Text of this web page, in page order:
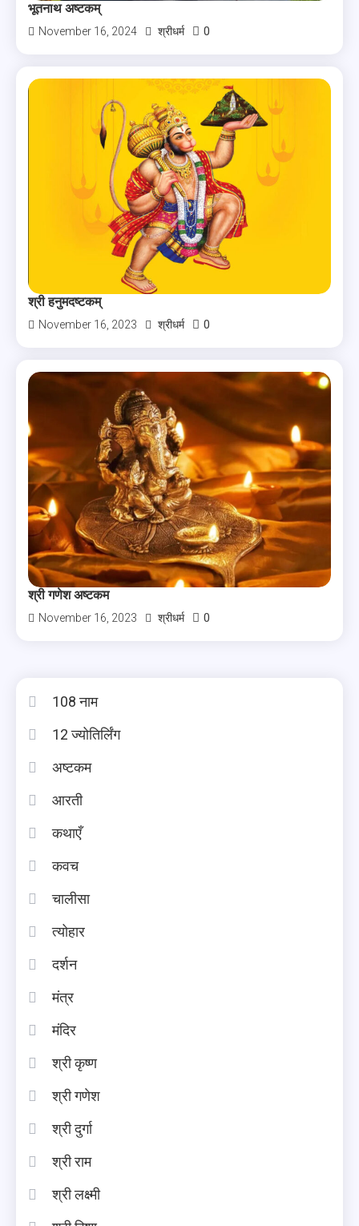
भूतनाथ अष्टकम्
November 16, 2024 श्रीधर्म 0
श्री हनुमदष्टकम्
November 16, 2023 श्रीधर्म 0
श्री गणेश अष्टकम
November 16, 2023 श्रीधर्म 0
108 नाम
12 ज्योतिर्लिंग
अष्टकम
आरती
कथाएँ
कवच
चालीसा
त्योहार
दर्शन
मंत्र
मंदिर
श्री कृष्ण
श्री गणेश
श्री दुर्गा
श्री राम
श्री लक्ष्मी